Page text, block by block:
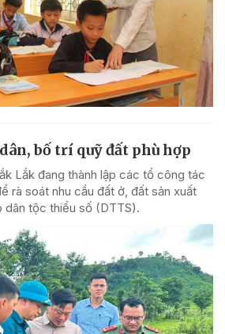
bố trí quỹ đất phù hợp
Lắk đang thành lập các tổ công tác
rà soát nhu cầu đất ở, đất sản xuất
dân tộc thiểu số (DTTS).